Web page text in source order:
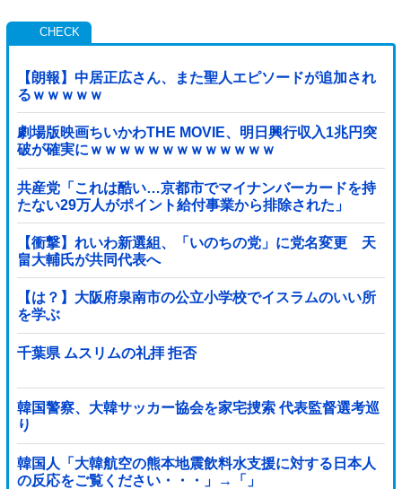
【朗報】中居正広さん、また聖人エピソードが追加され
るｗｗｗｗｗ
劇場版映画ちいかわTHE MOVIE、明日興行収入1兆円突
破が確実にｗｗｗｗｗｗｗｗｗｗｗｗｗ
共産党「これは酷い…京都市でマイナンバーカードを持
たない29万人がポイント給付事業から排除された」
【衝撃】れいわ新選組、「いのちの党」に党名変更 天
畠大輔氏が共同代表へ
【は？】大阪府泉南市の公立小学校でイスラムのいい所
を学ぶ
千葉県 ムスリムの礼拝 拒否
韓国警察、大韓サッカー協会を家宅捜索 代表監督選考巡
り
韓国人「大韓航空の熊本地震飲料水支援に対する日本人
の反応をご覧ください・・・」→「」